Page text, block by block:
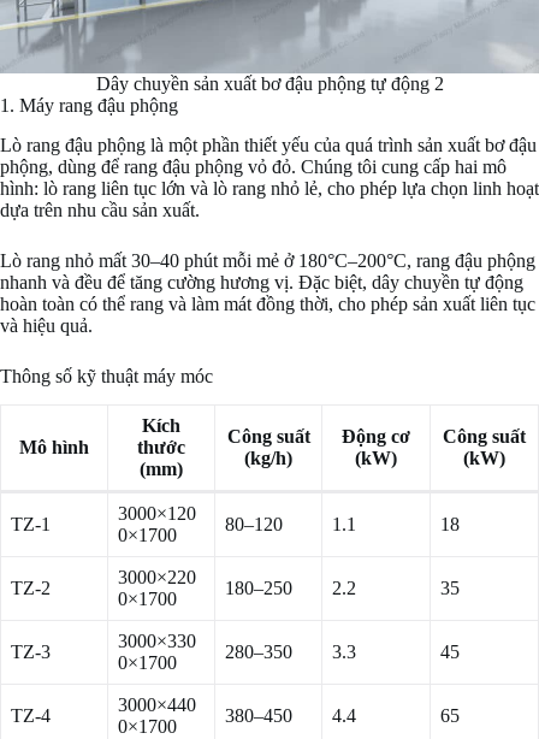
Dây chuyền sản xuất bơ đậu phộng tự động 2
1. Máy rang đậu phộng
Lò rang đậu phộng là một phần thiết yếu của quá trình sản xuất bơ đậu
phộng, dùng để rang đậu phộng vỏ đỏ. Chúng tôi cung cấp hai mô
hình: lò rang liên tục lớn và lò rang nhỏ lẻ, cho phép lựa chọn linh hoạt
dựa trên nhu cầu sản xuất.
Lò rang nhỏ mất 30–40 phút mỗi mẻ ở 180°C–200°C, rang đậu phộng
nhanh và đều để tăng cường hương vị. Đặc biệt, dây chuyền tự động
hoàn toàn có thể rang và làm mát đồng thời, cho phép sản xuất liên tục
và hiệu quả.
Thông số kỹ thuật máy móc
Mô hình
Kích
thước
(mm)
Công suất
(kg/h)
Động cơ
(kW)
Công suất
(kW)
TZ-1
3000×120
0×1700
80–120 1.1 18
TZ-2
3000×220
0×1700
180–250 2.2 35
TZ-3
3000×330
0×1700
280–350 3.3 45
TZ-4
3000×440
0×1700
380–450 4.4 65